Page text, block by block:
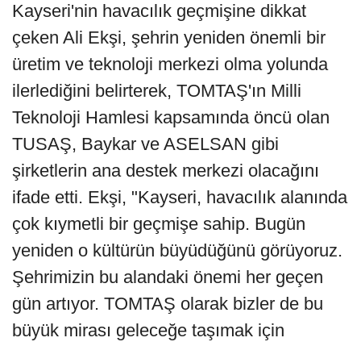
Kayseri'nin havacılık geçmişine dikkat
çeken Ali Ekşi, şehrin yeniden önemli bir
üretim ve teknoloji merkezi olma yolunda
ilerlediğini belirterek, TOMTAŞ'ın Milli
Teknoloji Hamlesi kapsamında öncü olan
TUSAŞ, Baykar ve ASELSAN gibi
şirketlerin ana destek merkezi olacağını
ifade etti. Ekşi, "Kayseri, havacılık alanında
çok kıymetli bir geçmişe sahip. Bugün
yeniden o kültürün büyüdüğünü görüyoruz.
Şehrimizin bu alandaki önemi her geçen
gün artıyor. TOMTAŞ olarak bizler de bu
büyük mirası geleceğe taşımak için